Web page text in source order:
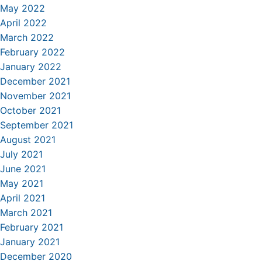
May 2022
April 2022
March 2022
February 2022
January 2022
December 2021
November 2021
October 2021
September 2021
August 2021
July 2021
June 2021
May 2021
April 2021
March 2021
February 2021
January 2021
December 2020